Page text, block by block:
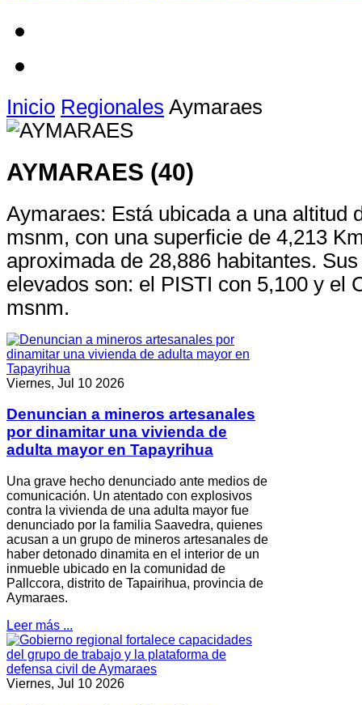
Inicio Regionales Aymaraes
AYMARAES (40)
Aymaraes: Está ubicada a una altitud
msnm, con una superficie de 4,213
aproximada de 28,886 habitantes.
elevados son: el PISTI con 5,100 y el
msnm.
Viernes, Jul 10 2026
Denuncian a mineros artesanales
por dinamitar una vivienda de
adulta mayor en Tapayrihua
Una grave hecho denunciado ante medios de
comunicación. Un atentado con explosivos
contra la vivienda de una adulta mayor fue
denunciado por la familia Saavedra, quienes
acusan a un grupo de mineros artesanales de
haber detonado dinamita en el interior de un
inmueble ubicado en la comunidad de
Pallccora, distrito de Tapairihua, provincia de
Aymaraes.
Leer más ...
Viernes, Jul 10 2026